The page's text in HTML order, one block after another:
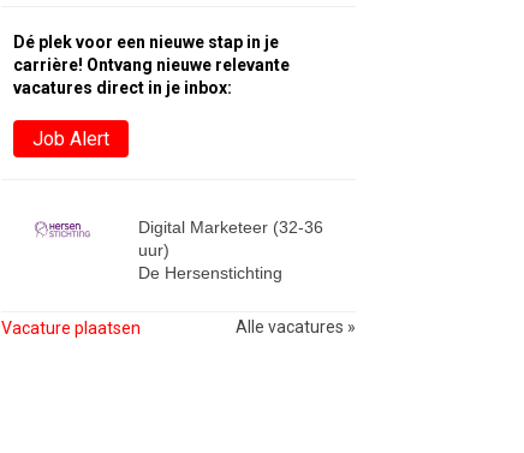
Dé plek voor een nieuwe stap in je
carrière! Ontvang nieuwe relevante
vacatures direct in je inbox:
Job Alert
Digital Marketeer (32-36
uur)
De Hersenstichting
Vacature plaatsen Alle vacatures »